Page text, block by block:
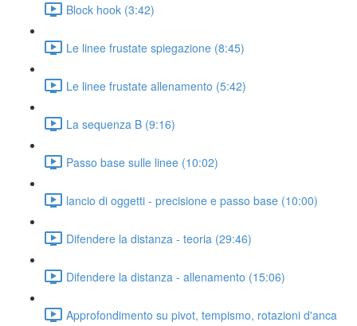
Block hook (3:42)
Le linee frustate spiegazione (8:45)
Le linee frustate allenamento (5:42)
La sequenza B (9:16)
Passo base sulle linee (10:02)
lancio di oggetti - precisione e passo base (10:00)
Difendere la distanza - teoria (29:46)
Difendere la distanza - allenamento (15:06)
Approfondimento su pivot, tempismo, rotazioni d'anca